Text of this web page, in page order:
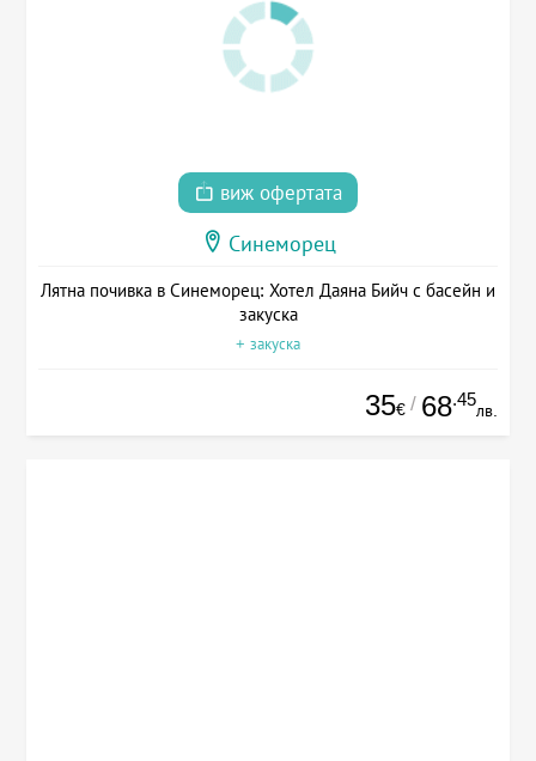
виж офертата
Синеморец
Лятна почивка в Синеморец: Хотел Даяна Бийч с басейн и
закуска
+ закуска
35€ / 68.45
лв.